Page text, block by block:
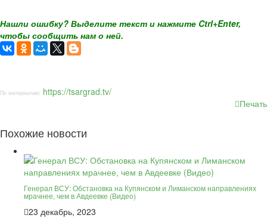
Нашли ошибку? Выделите текст и нажмите Ctrl+Enter,
чтобы сообщить нам о ней.
По материалам: https://tsargrad.tv/
Печать
Похожие новости
Генерал ВСУ: Обстановка на Купянском и Лиманском направлениях
мрачнее, чем в Авдеевке (Видео)
23 декабрь, 2023